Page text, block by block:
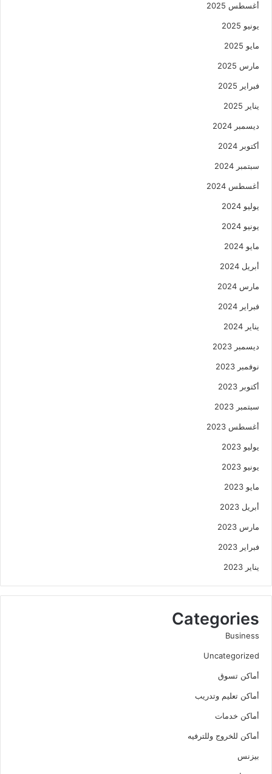
أغسطس 2025
يونيو 2025
مايو 2025
مارس 2025
فبراير 2025
يناير 2025
ديسمبر 2024
أكتوبر 2024
سبتمبر 2024
أغسطس 2024
يوليو 2024
يونيو 2024
مايو 2024
أبريل 2024
مارس 2024
فبراير 2024
يناير 2024
ديسمبر 2023
نوفمبر 2023
أكتوبر 2023
سبتمبر 2023
أغسطس 2023
يوليو 2023
يونيو 2023
مايو 2023
أبريل 2023
مارس 2023
فبراير 2023
يناير 2023
Categories
Business
Uncategorized
أماكن تسوق
أماكن تعليم وتدريب
أماكن خدمات
أماكن للخروج وللترفيه
بيزنس